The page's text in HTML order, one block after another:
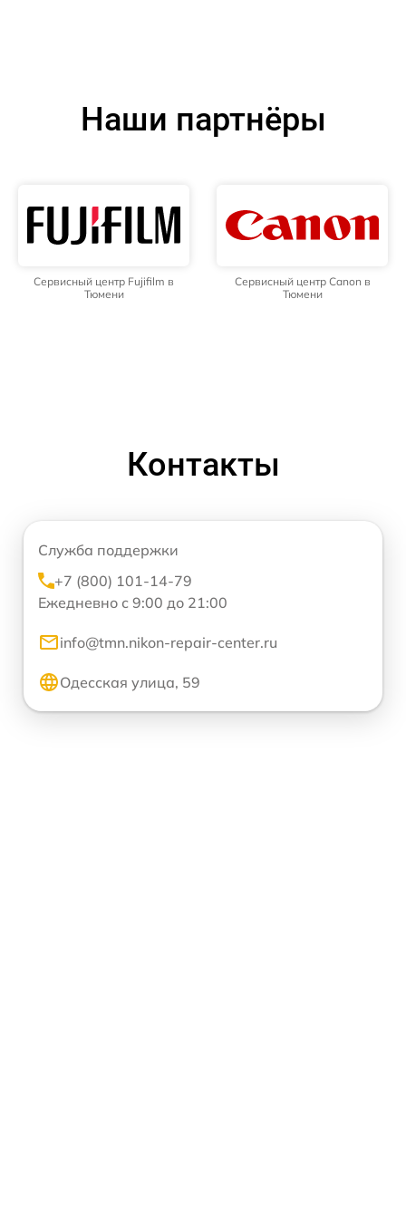
Наши партнёры
Сервисный центр Fujifilm в
Тюмени
Сервисный центр Canon в
Тюмени
Контакты
Служба поддержки
+7 (800) 101-14-79
Ежедневно с 9:00 до 21:00
info@tmn.nikon-repair-center.ru
Одесская улица, 59